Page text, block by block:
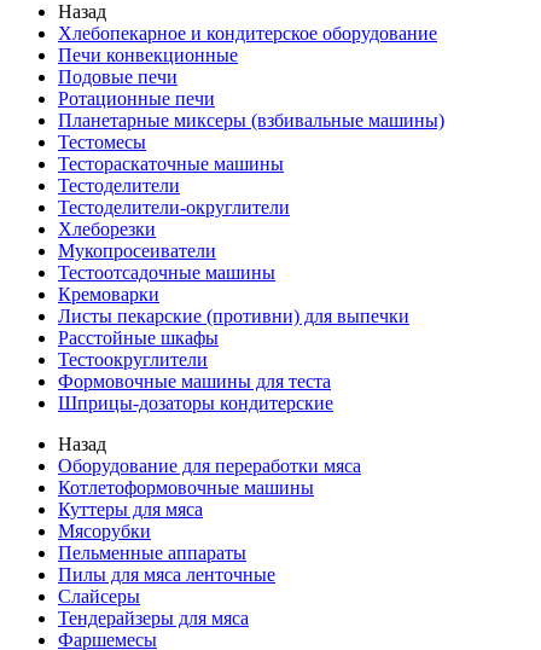
Назад
Хлебопекарное и кондитерское оборудование
Печи конвекционные
Подовые печи
Ротационные печи
Планетарные миксеры (взбивальные машины)
Тестомесы
Тестораскаточные машины
Тестоделители
Тестоделители-округлители
Хлеборезки
Мукопросеиватели
Тестоотсадочные машины
Кремоварки
Листы пекарские (противни) для выпечки
Расстойные шкафы
Тестоокруглители
Формовочные машины для теста
Шприцы-дозаторы кондитерские
Назад
Оборудование для переработки мяса
Котлетоформовочные машины
Куттеры для мяса
Мясорубки
Пельменные аппараты
Пилы для мяса ленточные
Слайсеры
Тендерайзеры для мяса
Фаршемесы